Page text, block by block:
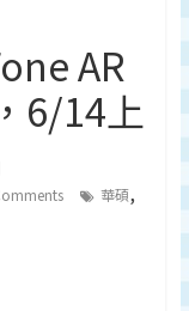
AR
6/14上
華碩,